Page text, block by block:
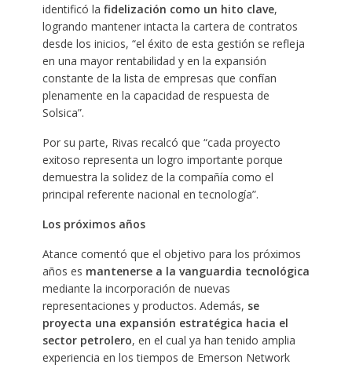
identificó la fidelización como un hito clave,
logrando mantener intacta la cartera de contratos
desde los inicios, “el éxito de esta gestión se refleja
en una mayor rentabilidad y en la expansión
constante de la lista de empresas que confían
plenamente en la capacidad de respuesta de
Solsica”.
Por su parte, Rivas recalcó que “cada proyecto
exitoso representa un logro importante porque
demuestra la solidez de la compañía como el
principal referente nacional en tecnología”.
Los próximos años
Atance comentó que el objetivo para los próximos
años es mantenerse a la vanguardia tecnológica
mediante la incorporación de nuevas
representaciones y productos. Además, se
proyecta una expansión estratégica hacia el
sector petrolero, en el cual ya han tenido amplia
experiencia en los tiempos de Emerson Network